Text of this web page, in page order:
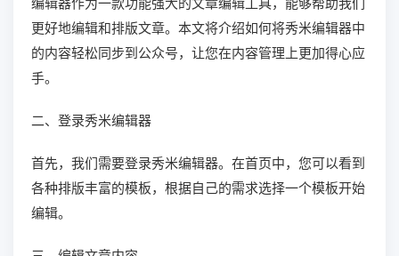
编辑器作为一款功能强大的文章编辑工具，能够帮助我们
更好地编辑和排版文章。本文将介绍如何将秀米编辑器中
的内容轻松同步到公众号，让您在内容管理上更加得心应
手。
二、登录秀米编辑器
首先，我们需要登录秀米编辑器。在首页中，您可以看到
各种排版丰富的模板，根据自己的需求选择一个模板开始
编辑。